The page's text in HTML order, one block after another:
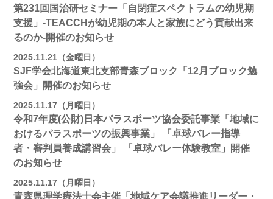
第231回国治研セミナー「自閉症スペクトラムの幼児期
支援」-TEACCHが幼児期の本人と家族にどう貢献出来
るのか-開催のお知らせ
2025.11.21（金曜日）
SJF学会北海道東北支部青森ブロック「12月ブロック勉
強会」開催のお知らせ
2025.11.17（月曜日）
令和7年度(公財)日本パラスポーツ協会委託事業「地域に
おけるパラスポーツの振興事業」 「卓球バレー指導
者・審判員養成講習会」 「卓球バレー体験教室」開催
のお知らせ
2025.11.17（月曜日）
青森県理学療法士会主催「地域ケア会議推進リーダー・